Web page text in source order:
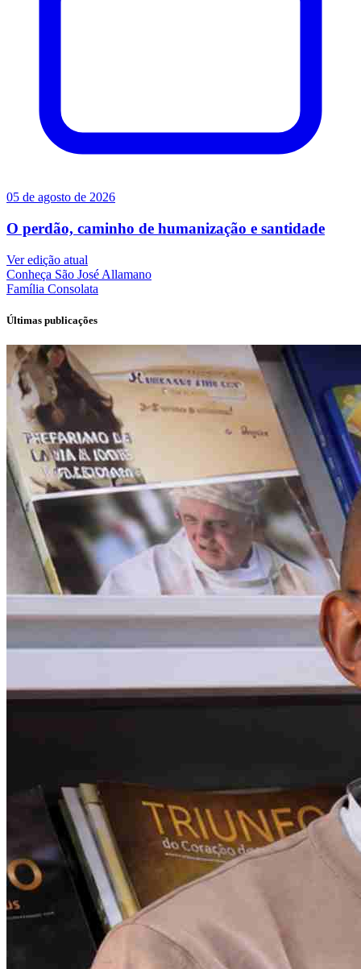
05 de agosto de 2026
O perdão, caminho de humanização e santidade
Ver edição atual
Conheça São José Allamano
Família Consolata
Últimas publicações